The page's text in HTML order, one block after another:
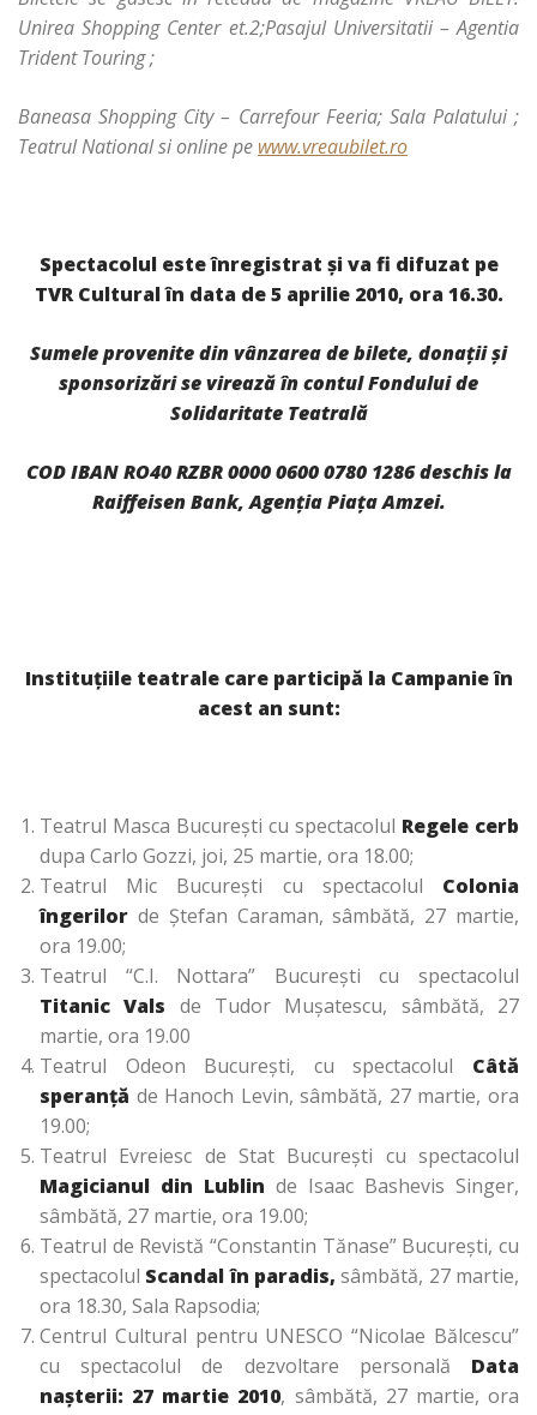
Unirea Shopping Center et.2;Pasajul Universitatii – Agentia
Trident Touring ;
Baneasa Shopping City – Carrefour Feeria; Sala Palatului ;
Teatrul National si online pe www.vreaubilet.ro
Spectacolul este înregistrat şi va fi difuzat pe
TVR Cultural în data de 5 aprilie 2010, ora 16.30.
Sumele provenite din vânzarea de bilete, donaţii şi
sponsorizări se virează în contul Fondului de
Solidaritate Teatrală
COD IBAN RO40 RZBR 0000 0600 0780 1286deschis la
Raiffeisen Bank, Agenţia Piaţa Amzei.
Instituţiile teatrale care participă la Campanie în
acest an sunt:
Teatrul Masca Bucureşti cu spectacolul Regele cerb
dupa Carlo Gozzi, joi, 25 martie, ora 18.00;
Teatrul Mic Bucureşti cu spectacolul Colonia
îngerilor de Ştefan Caraman, sâmbătă, 27 martie,
ora 19.00;
Teatrul “C.I. Nottara” Bucureşti cu spectacolul
Titanic Vals de Tudor Muşatescu, sâmbătă, 27
martie, ora 19.00
Teatrul Odeon Bucureşti, cu spectacolul Câtă
speranţă de Hanoch Levin, sâmbătă, 27 martie, ora
19.00;
Teatrul Evreiesc de Stat Bucureşti cu spectacolul
Magicianul din Lublin de Isaac Bashevis Singer,
sâmbătă, 27 martie, ora 19.00;
Teatrul de Revistă “Constantin Tănase” Bucureşti, cu
spectacolul Scandal în paradis, sâmbătă, 27 martie,
ora 18.30, Sala Rapsodia;
Centrul Cultural pentru UNESCO “Nicolae Bălcescu”
cu spectacolul de dezvoltare personală Data
naşterii: 27 martie 2010, sâmbătă, 27 martie, ora